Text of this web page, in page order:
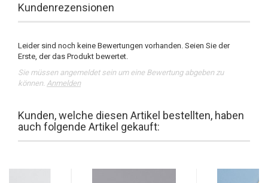
Kundenrezensionen
Leider sind noch keine Bewertungen vorhanden. Seien Sie der
Erste, der das Produkt bewertet.
Sie müssen angemeldet sein um eine Bewertung abgeben zu
können. Anmelden
Kunden, welche diesen Artikel bestellten, haben
auch folgende Artikel gekauft: